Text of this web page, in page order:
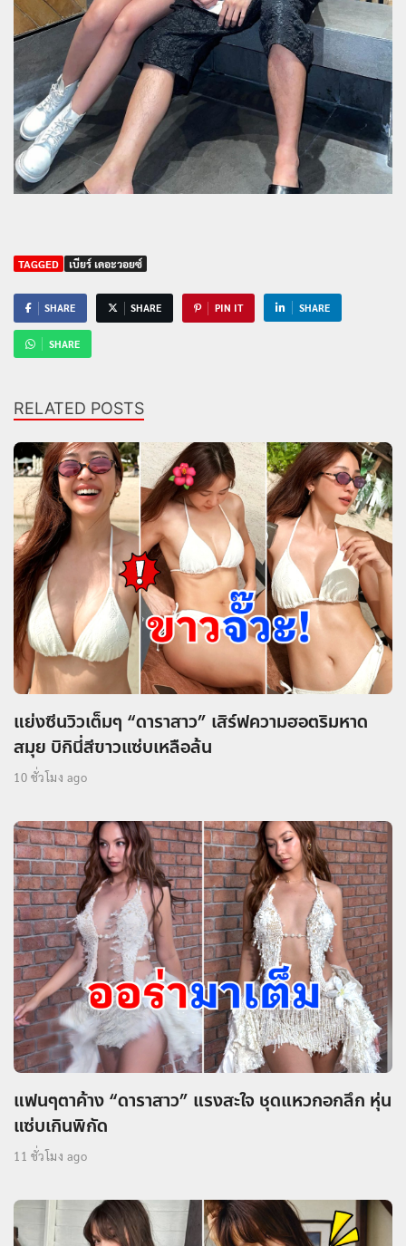
TAGGED เบียร์ เดอะวอยซ์
SHARE SHARE PIN IT SHARE
SHARE
RELATED POSTS
แย่งซีนวิวเต็มๆ “ดาราสาว” เสิร์ฟความฮอตริมหาด
สมุย บิกินี่สีขาวแซ่บเหลือล้น
10 ชั่วโมง ago
แฟนๆตาค้าง “ดาราสาว” แรงสะใจ ชุดแหวกอกลึก หุ่น
แซ่บเกินพิกัด
11 ชั่วโมง ago